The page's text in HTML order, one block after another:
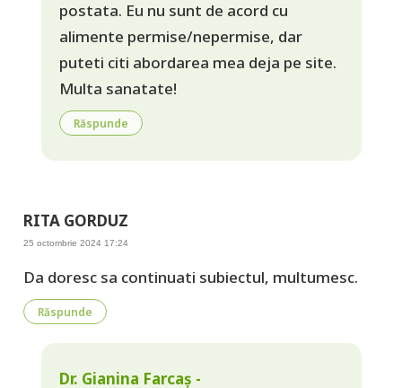
postata. Eu nu sunt de acord cu
alimente permise/nepermise, dar
puteti citi abordarea mea deja pe site.
Multa sanatate!
Răspunde
RITA GORDUZ
25 octombrie 2024 17:24
Da doresc sa continuati subiectul, multumesc.
Răspunde
Dr. Gianina Farcaș -